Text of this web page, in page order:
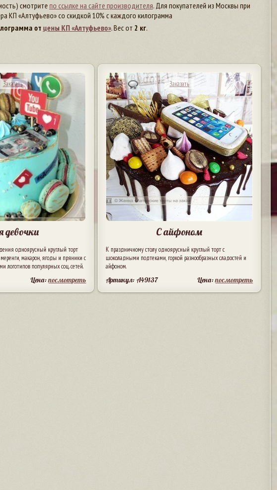
смотритепо ссылке на сайте производителя. Для покупателей из Москвы при
КП «Алтуфьево» со скидкой 10% с каждого килограмма
от цены КП «Алтуфьево». Вес от 2 кг.
Заказать
девочки
одноярусный круглый торт
меренги, макарон, ягоды и пряники с
логотипов популярных соц. сетей.
Цена:посмотреть
Заказать
С айфоном
К праздничному столу одноярусный круглый торт с
шоколадными подтеками, горкой разнообразных сладостей и
айфоном.
Артикул: A49137 Цена:посмотреть